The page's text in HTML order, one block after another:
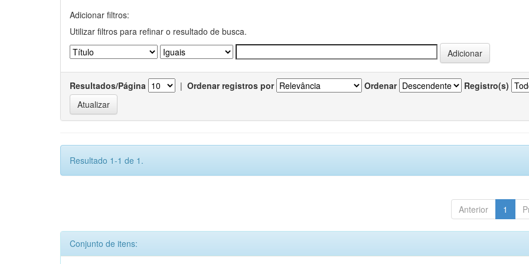
Adicionar filtros:
Utilizar filtros para refinar o resultado de busca.
Resultados/Página | Ordenar registros por Ordenar Registro(s)
Resultado 1-1 de 1.
Anterior 1
Conjunto de itens: